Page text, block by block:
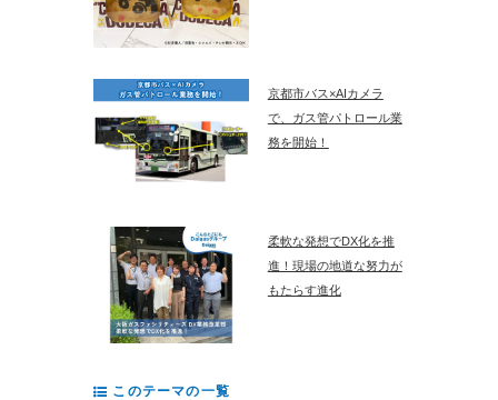
京都市バス×AIカメラ
で、ガス管パトロール業
務を開始！
柔軟な発想でDX化を推
進！現場の地道な努力が
もたらす進化
このテーマの一覧